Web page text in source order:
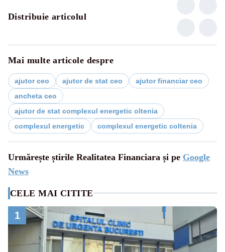
Distribuie articolul
Mai multe articole despre
ajutor ceo ajutor de stat ceo
ajutor financiar ceo
ancheta ceo
ajutor de stat complexul energetic oltenia
complexul energetic
complexul energetic coltenia
Urmărește știrile Realitatea Financiara și pe Google
News
CELE MAI CITITE
1